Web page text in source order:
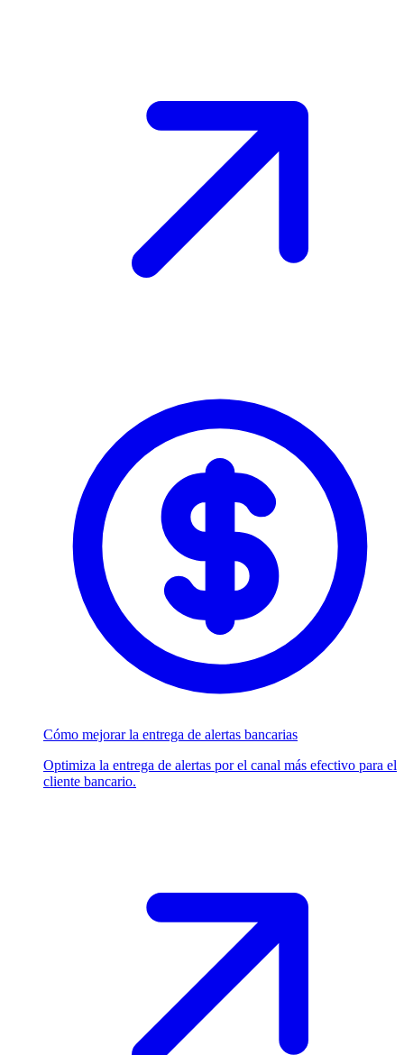
Cómo mejorar la entrega de alertas bancarias
Optimiza la entrega de alertas por el canal más efectivo para el
cliente bancario.